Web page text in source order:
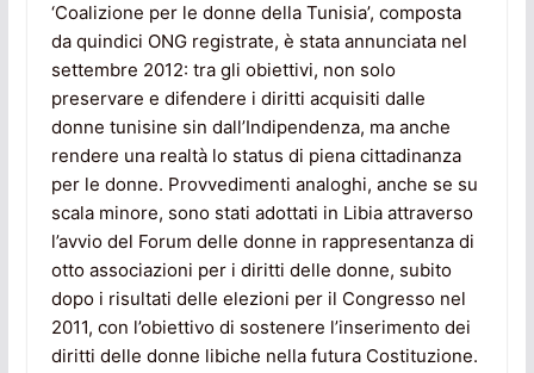
‘Coalizione per le donne della Tunisia’, composta
da quindici ONG registrate, è stata annunciata nel
settembre 2012: tra gli obiettivi, non solo
preservare e difendere i diritti acquisiti dalle
donne tunisine sin dall’Indipendenza, ma anche
rendere una realtà lo status di piena cittadinanza
per le donne. Provvedimenti analoghi, anche se su
scala minore, sono stati adottati in Libia attraverso
l’avvio del Forum delle donne in rappresentanza di
otto associazioni per i diritti delle donne, subito
dopo i risultati delle elezioni per il Congresso nel
2011, con l’obiettivo di sostenere l’inserimento dei
diritti delle donne libiche nella futura Costituzione.